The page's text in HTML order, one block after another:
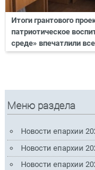
Итоги грантового
патриотическое
среде» впечатлили
Меню раздела
Новости епархии
Новости епархии
Новости епархии